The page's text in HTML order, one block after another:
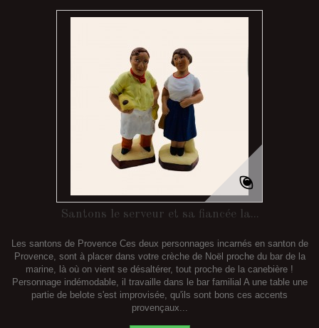
Santons le serveur et sa fiancée la...
Les santons de Provence Ces deux personnages incarnés en santon de
Provence, sont à placer dans votre crèche de Noël proche du bar de la
marine, là où on vient se désaltérer, tout proche de la canebière !
Personnage indémodable, il travaille dans le bar familial A une table une
partie de belote s'est improvisée, qu'ils sont bons ces accents
provençaux...